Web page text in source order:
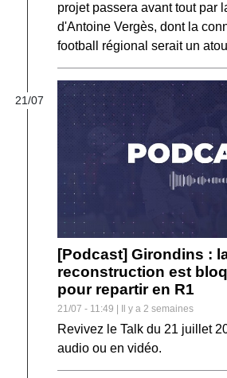
projet passera avant tout par
d'Antoine Vergès, dont la
football régional serait un
21/07
[Podcast] Girondins :
reconstruction est
pour repartir en R1
21/07 - 11:49 | Il y a 2 semaines
Revivez le Talk du 21 juillet
audio ou en vidéo.